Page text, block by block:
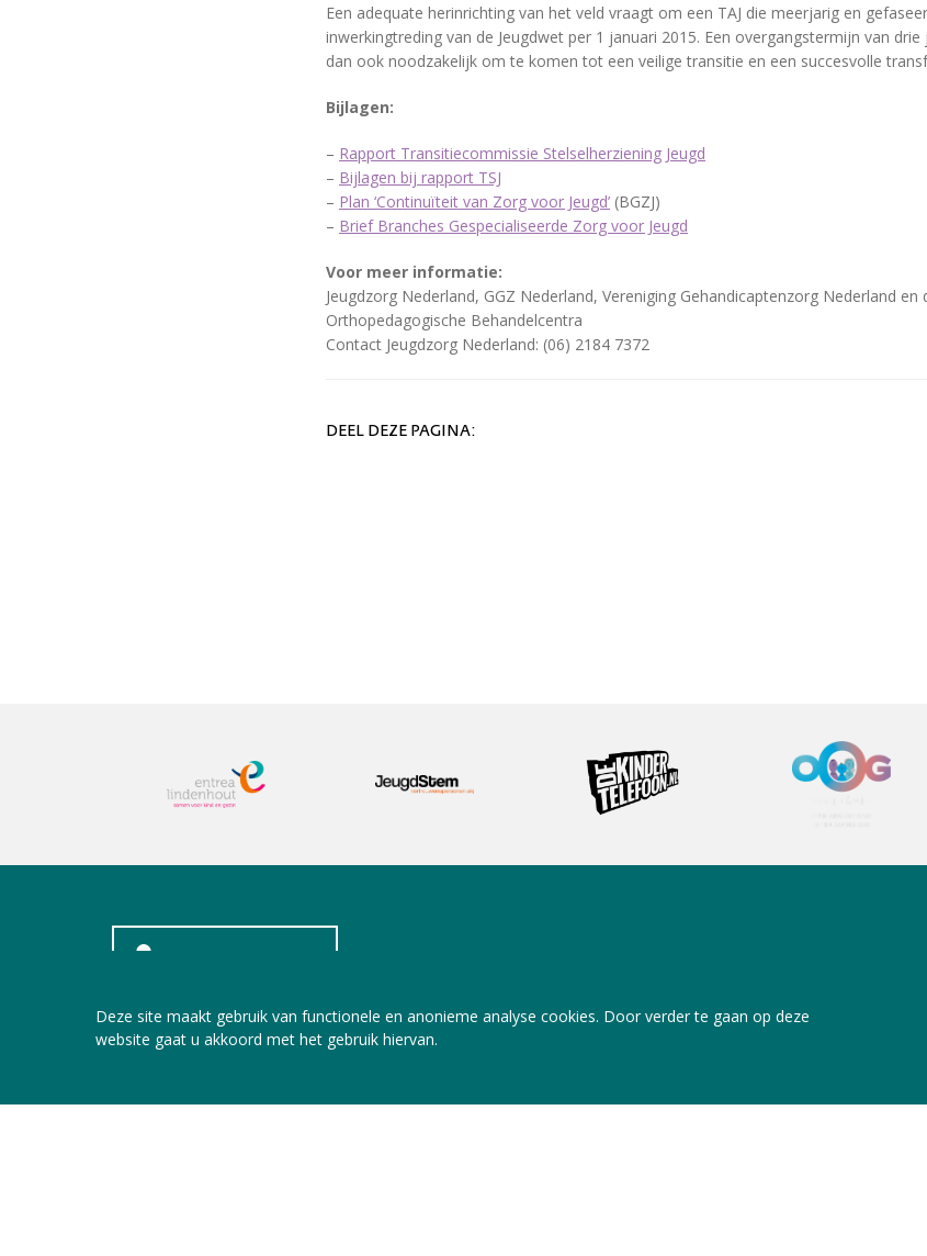
Een adequate herinrichting van het veld vraagt om een TAJ die meerjarig en
inwerkingtreding van de Jeugdwet per 1 januari 2015. Een overgangstermijn van drie
dan ook noodzakelijk om te komen tot een veilige transitie en een succesvolle
Bijlagen:
– Rapport Transitiecommissie Stelselherziening Jeugd
– Bijlagen bij rapport TSJ
– Plan ‘Continuïteit van Zorg voor Jeugd’ (BGZJ)
– Brief Branches Gespecialiseerde Zorg voor Jeugd
Voor meer informatie:
Jeugdzorg Nederland, GGZ Nederland, Vereniging Gehandicaptenzorg Nederland en
Orthopedagogische Behandelcentra
Contact Jeugdzorg Nederland: (06) 2184 7372
DEEL DEZE PAGINA:
Deze site maakt gebruik van functionele en anonieme analyse cookies. Door verder te gaan op deze
website gaat u akkoord met het gebruik hiervan.